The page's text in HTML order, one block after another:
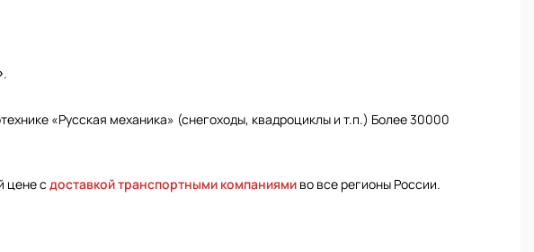
.
«Русская механика» (снегоходы, квадроциклы и т.п.) Более 30000
цене с доставкой транспортными компаниями во все регионы России.